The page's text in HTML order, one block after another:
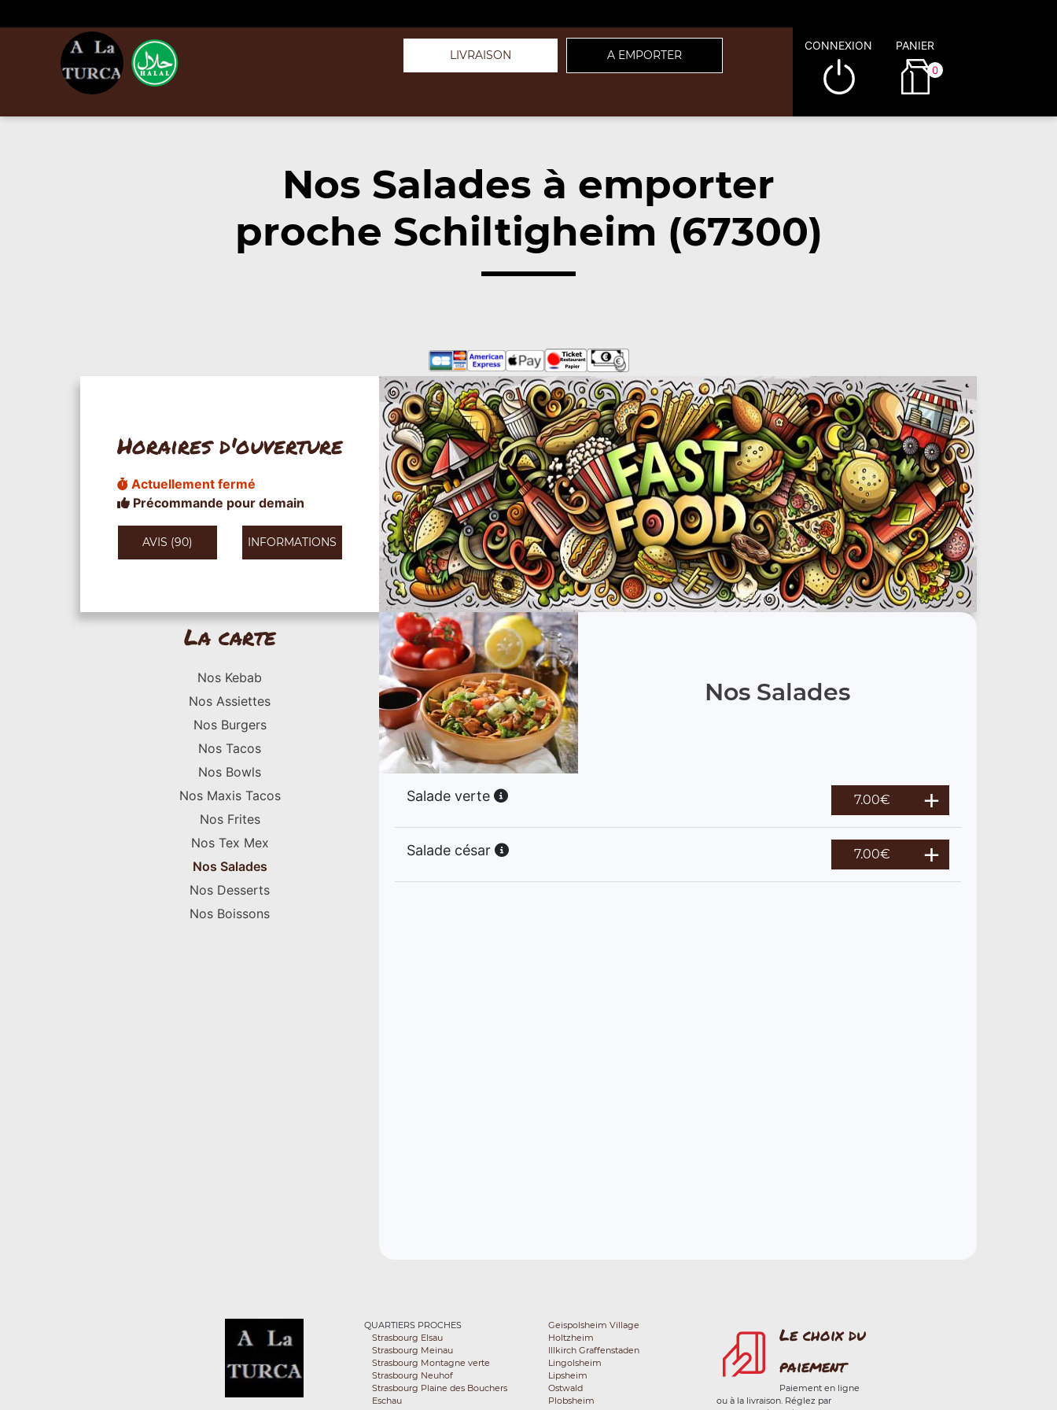
LIVRAISON A EMPORTER
CONNEXION PANIER
0
Nos Salades à emporter
proche Schiltigheim (67300)
Horaires d'ouverture
Actuellement fermé
Précommande pour demain
AVIS (90) INFORMATIONS
La carte
Nos Kebab
Nos Assiettes
Nos Burgers
Nos Tacos
Nos Bowls
Nos Maxis Tacos
Nos Frites
Nos Tex Mex
Nos Salades
Nos Desserts
Nos Boissons
Nos Salades
Salade verte 7.00€
Salade césar 7.00€
QUARTIERS PROCHES
Strasbourg Elsau
Strasbourg Meinau
Strasbourg Montagne verte
Strasbourg Neuhof
Strasbourg Plaine des Bouchers
Eschau
Geispolsheim Village
Holtzheim
Illkirch Graffenstaden
Lingolsheim
Lipsheim
Ostwald
Plobsheim
Le choix du
paiement
Paiement en ligne
ou à la livraison. Réglez par